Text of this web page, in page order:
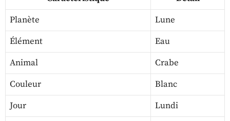
Planète
Lune
Élément
Eau
Animal
Crabe
Couleur
Blanc
Jour
Lundi